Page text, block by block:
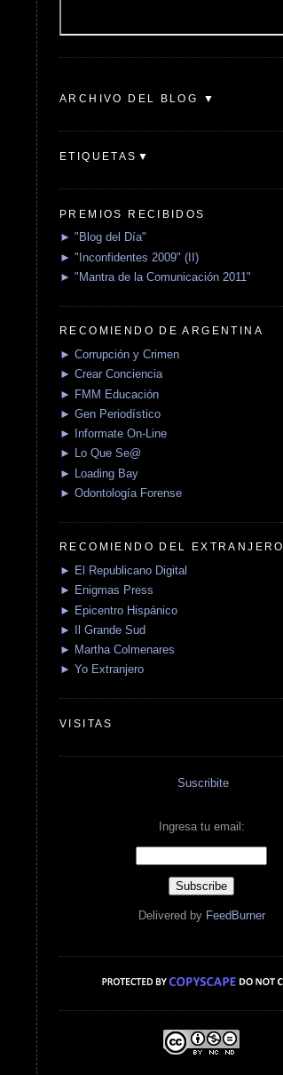
ARCHIVO DEL BLOG ▼
ETIQUETAS▼
PREMIOS RECIBIDOS
► "Blog del Día"
► "Inconfidentes 2009" (II)
► "Mantra de la Comunicación 2011"
RECOMIENDO DE ARGENTINA
► Corrupción y Crimen
► Crear Conciencia
► FMM Educación
► Gen Periodístico
► Informate On-Line
► Lo Que Se@
► Loading Bay
► Odontología Forense
RECOMIENDO DEL EXTRANJERO
► El Republicano Digital
► Enigmas Press
► Epicentro Hispánico
► Il Grande Sud
► Martha Colmenares
► Yo Extranjero
VISITAS
Suscribite
Ingresa tu email:
Delivered by FeedBurner